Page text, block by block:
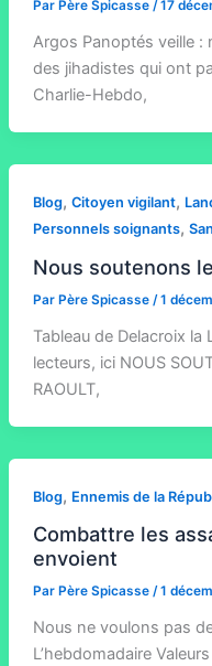
Par Père Spicasse /17
Argos Panoptés veille
des jihadistes qui ont
Charlie-Hebdo,
Blog, Citoyen vigilant,
Personnels soignants,
Nous soutenons
Par Père Spicasse /1
Tableau de Delacroix la
lecteurs, ici NOUS
RAOULT,
Blog, Ennemis de la
Combattre les
envoient
Par Père Spicasse /1
Nous ne voulons pas
L’hebdomadaire